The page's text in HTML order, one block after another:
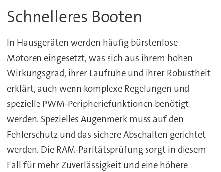
Schnelleres Booten
In Hausgeräten werden häufig bürstenlose
Motoren eingesetzt, was sich aus ihrem hohen
Wirkungsgrad, ihrer Laufruhe und ihrer Robustheit
erklärt, auch wenn komplexe Regelungen und
spezielle PWM-Peripheriefunktionen benötigt
werden. Spezielles Augenmerk muss auf den
Fehlerschutz und das sichere Abschalten gerichtet
werden. Die RAM-Paritätsprüfung sorgt in diesem
Fall für mehr Zuverlässigkeit und eine höhere